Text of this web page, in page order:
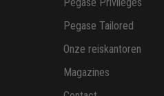
Pegase Tailored
Onze reiskantoren
Magazines